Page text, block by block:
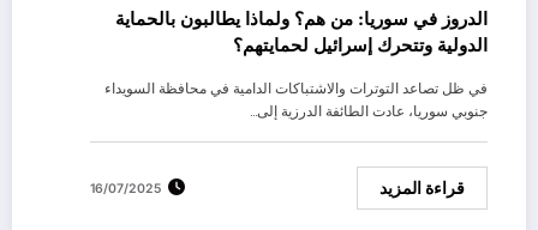
الدروز في سوريا: من هم؟ ولماذا يطالبون بالحماية
الدولية وتتحرك إسرائيل لحمايتهم؟
في ظل تصاعد التوترات والاشتباكات الدامية في محافظة السويداء
جنوبي سوريا، عادت الطائفة الدرزية إلى…
قراءة المزيد 16/07/2025